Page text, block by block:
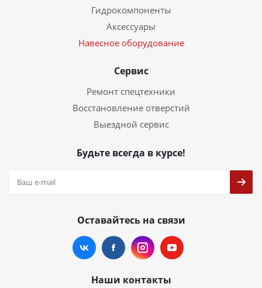
Гидрокомпоненты
Аксессуары
Навесное оборудование
Сервис
Ремонт спецтехники
Восстановление отверстий
Выездной сервис
Будьте всегда в курсе!
Оставайтесь на связи
Наши контакты